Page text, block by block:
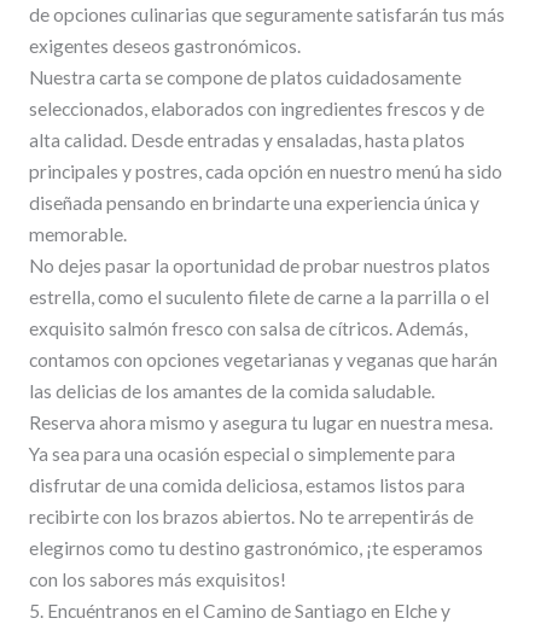
de opciones culinarias que seguramente satisfarán tus más
exigentes deseos gastronómicos.
Nuestra carta se compone de platos cuidadosamente
seleccionados, elaborados con ingredientes frescos y de
alta calidad. Desde entradas y ensaladas, hasta platos
principales y postres, cada opción en nuestro menú ha sido
diseñada pensando en brindarte una experiencia única y
memorable.
No dejes pasar la oportunidad de probar nuestros platos
estrella, como el suculento filete de carne a la parrilla o el
exquisito salmón fresco con salsa de cítricos. Además,
contamos con opciones vegetarianas y veganas que harán
las delicias de los amantes de la comida saludable.
Reserva ahora mismo y asegura tu lugar en nuestra mesa.
Ya sea para una ocasión especial o simplemente para
disfrutar de una comida deliciosa, estamos listos para
recibirte con los brazos abiertos. No te arrepentirás de
elegirnos como tu destino gastronómico, ¡te esperamos
con los sabores más exquisitos!
5. Encuéntranos en el Camino de Santiago en Elche y